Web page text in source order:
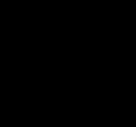
electrónico